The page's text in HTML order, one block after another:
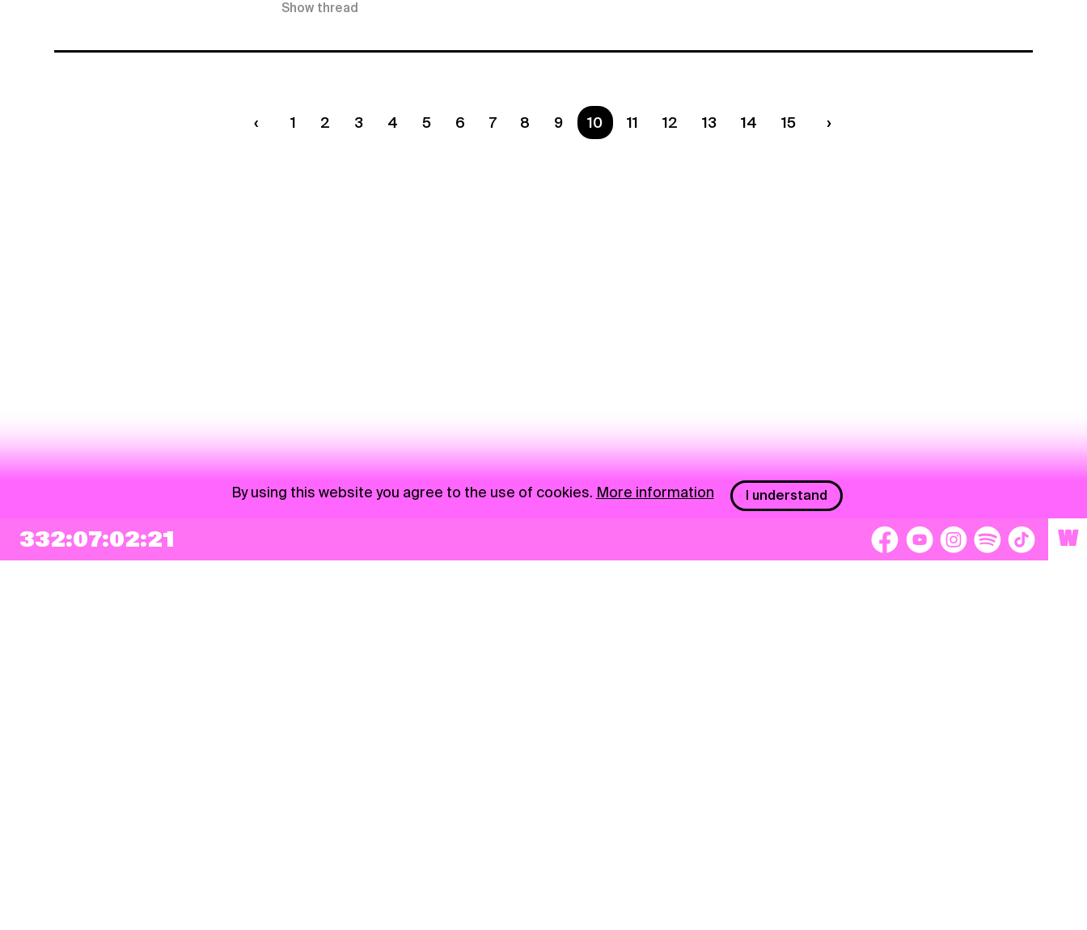
Show thread
1 2 3 4 5 6 7 8 9 You are on page
10 11 12 13 14 15
332:07:02:21 W
By using this website you agree to the use of cookies. More information I understand